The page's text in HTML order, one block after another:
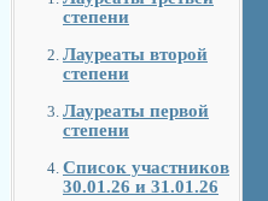
степени
Лауреаты второй
степени
Лауреаты первой
степени
Список участников
30.01.26 и 31.01.26